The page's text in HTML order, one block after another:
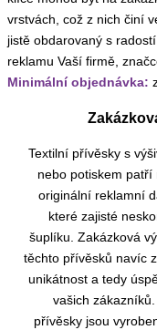
vrstvách, což z nich činí
jistě obdarovaný s
reklamu Vaší firmě,
Minimální objednávka:
Textilní přívěsky s
nebo potiskem patří
originální reklamní
které zajisté
šuplíku. Zakázková
těchto přívěsků navíc
unikátnost a tedy
vašich
přívěsky jsou